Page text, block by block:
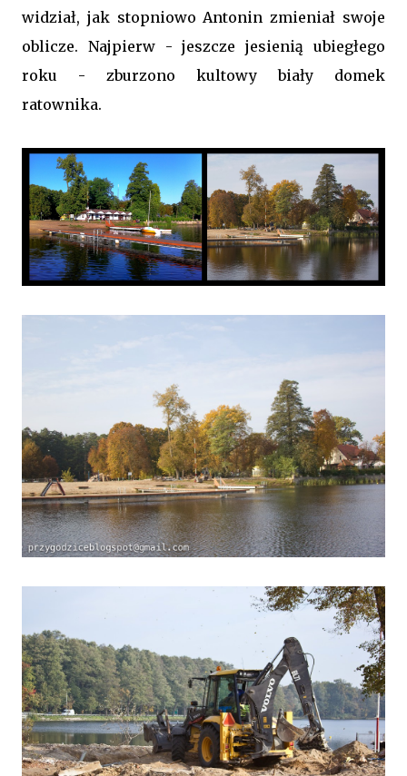
widział, jak stopniowo Antonin zmieniał swoje
oblicze. Najpierw - jeszcze jesienią ubiegłego
roku - zburzono kultowy biały domek
ratownika.